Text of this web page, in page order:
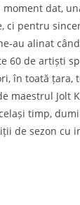
dat,
pentru
au alinat
60 de artiști
în toată
Jolt
timp,
de sezon